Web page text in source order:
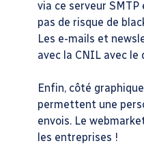
via ce serveur
pas de risque de
Les e-mails et
avec la CNIL avec
Enfin, côté
permettent une
envois. Le
les entreprises !